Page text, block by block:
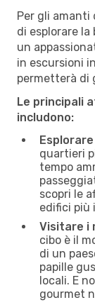
Per gli amanti
di esplorare
un
in escursioni
permetterà di
Le principali
includono:
quartieri
tempo
scopri le
edifici più
Visitare i
cibo è il
di un
papille
locali. E
gourmet